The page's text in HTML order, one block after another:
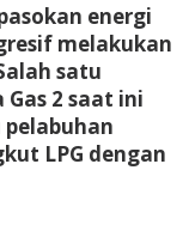
energi
melakukan
satu
2 saat ini
LPG dengan